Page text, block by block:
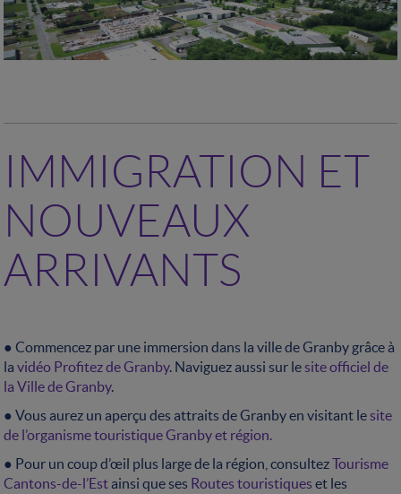
IMMIGRATION ET
NOUVEAUX
ARRIVANTS
● Commencez par une immersion dans la ville de Granby grâce à
lavidéo Profitez de Granby. Naviguez aussi sur le site officiel de
la Ville de Granby.
● Vous aurez un aperçu des attraits de Granby en visitant le site
de l’organisme touristique Granby et région.
● Pour un coup d’œil plus large de la région, consultezTourisme
Cantons-de-l’Estainsi que ses Routes touristiques et les